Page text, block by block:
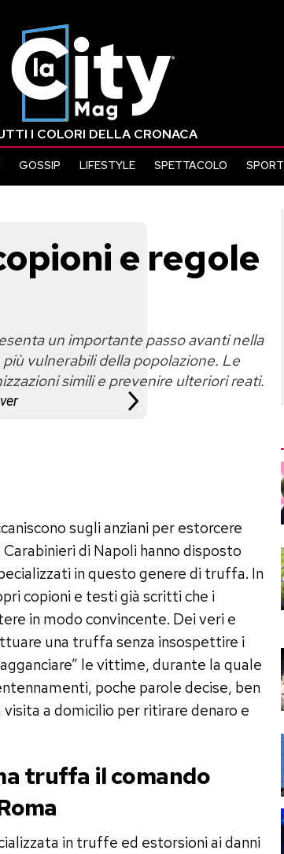
I COLORI DELLA CRONACA
GOSSIP LIFESTYLE SPETTACOLO SPORT
e regole
un importante passo avanti nella
vulnerabili della popolazione. Le
simili e prevenire ulteriori reati.
sugli anziani per estorcere
di Napoli hanno disposto
in questo genere di truffa. In
copioni e testi già scritti che i
in modo convincente. Dei veri e
una truffa senza insospettire i
le vittime, durante la quale
poche parole decise, ben
a domicilio per ritirare denaro e
truffa il comando
in truffe ed estorsioni ai danni